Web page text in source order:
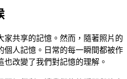
家共享的記憶。然而，隨著照片的
個人記憶。日常的每一瞬間都被作
改變了我們對記憶的理解。